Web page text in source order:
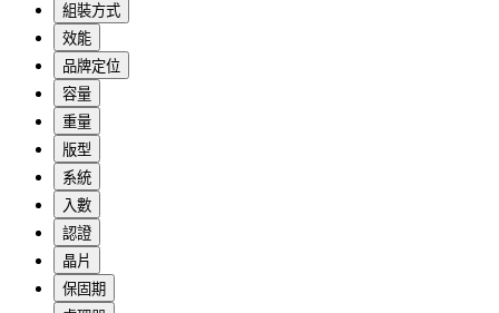
組裝方式
效能
品牌定位
容量
重量
版型
系統
入數
認證
晶片
保固期